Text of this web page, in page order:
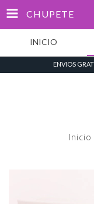
CHUPETE
INICIO
ENVIOS
Inicio